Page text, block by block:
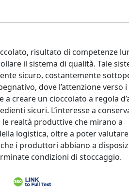
risultato di competenze
il sistema di qualità. Tale
sicuro, costantemente
dove l’attenzione verso i
creare un cioccolato a regola
sicuri. L’interesse a
realtà produttive che mirano a
logistica, oltre a poter valutare
i produttori abbiano a
condizioni di stoccaggio.